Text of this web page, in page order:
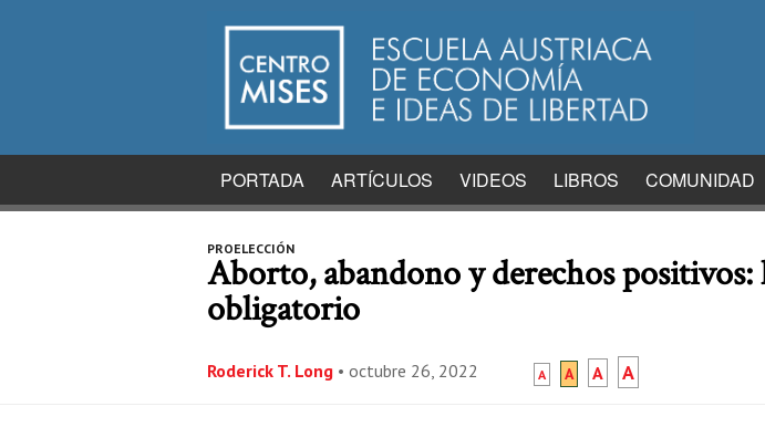
PORTADA ARTÍCULOS VIDEOS LIBROS COMUNIDAD
PROELECCIÓN
Aborto, abandono y derechos
obligatorio
Roderick T. Long • octubre 26, 2022 A A A A